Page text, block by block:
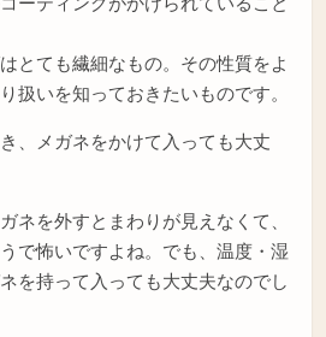
とても繊細なもの。その性質をよ
扱いを知っておきたいものです。
、メガネをかけて入っても大丈
ネを外すとまわりが見えなくて、
で怖いですよね。でも、温度・湿
を持って入っても大丈夫なのでし